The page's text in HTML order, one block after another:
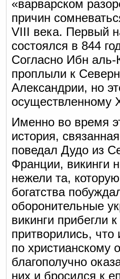
«варварском
причин
VIII века. Первый
состоялся в 844
Согласно Ибн аль-
проплыли к
Александрии, но
осуществленному
Именно во время
история,
поведал Дудо из
Франции, викинги
нежели та,
богатства
оборонительные
викинги прибегли
притворились,
по христианскому
благополучно
них и бросился к